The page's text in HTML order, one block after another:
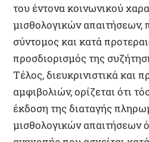
του έντονα κοινωνικού
μισθολογικών απαιτήσεων,
σύντομος και κατά
προσδιορισμός της
Τέλος, διευκρινιστικά και
αμφιβολιών, ορίζεται ότι
έκδοση της διαταγής
μισθολογικών απαιτήσεων